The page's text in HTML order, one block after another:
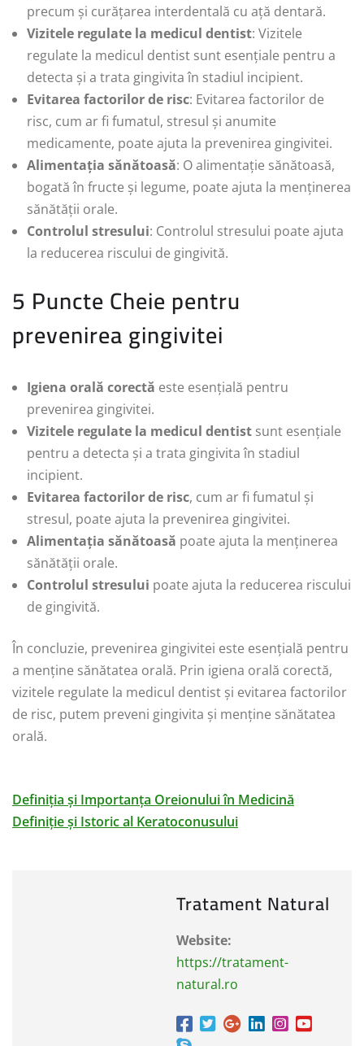
precum și curățarea interdentală cu ață dentară.
Vizitele regulate la medicul dentist: Vizitele
regulate la medicul dentist sunt esențiale pentru a
detecta și a trata gingivita în stadiul incipient.
Evitarea factorilor de risc: Evitarea factorilor de
risc, cum ar fi fumatul, stresul și anumite
medicamente, poate ajuta la prevenirea gingivitei.
Alimentația sănătoasă: O alimentație sănătoasă,
bogată în fructe și legume, poate ajuta la menținerea
sănătății orale.
Controlul stresului: Controlul stresului poate ajuta
la reducerea riscului de gingivită.
5 Puncte Cheie pentru
prevenirea gingivitei
Igiena orală corectă este esențială pentru
prevenirea gingivitei.
Vizitele regulate la medicul dentist sunt esențiale
pentru a detecta și a trata gingivita în stadiul
incipient.
Evitarea factorilor de risc, cum ar fi fumatul și
stresul, poate ajuta la prevenirea gingivitei.
Alimentația sănătoasă poate ajuta la menținerea
sănătății orale.
Controlul stresului poate ajuta la reducerea riscului
de gingivită.
În concluzie, prevenirea gingivitei este esențială pentru
a menține sănătatea orală. Prin igiena orală corectă,
vizitele regulate la medicul dentist și evitarea factorilor
de risc, putem preveni gingivita și menține sănătatea
orală.
Definiția și Importanța Oreionului în Medicină
Definiție și Istoric al Keratoconusului
Tratament Natural
Website:
https://tratament-
natural.ro